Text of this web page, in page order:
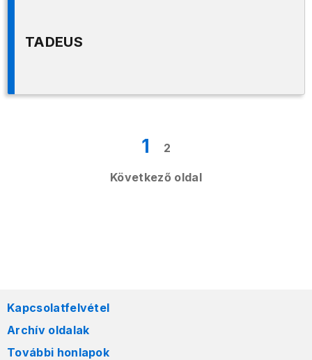
TADEUS
1 2
Következő oldal
Kapcsolatfelvétel
Archív oldalak
További honlapok